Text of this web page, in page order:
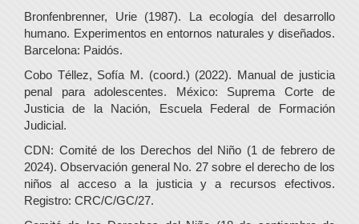
Bronfenbrenner, Urie (1987). La ecología del desarrollo
humano. Experimentos en entornos naturales y diseñados.
Barcelona: Paidós.
Cobo Téllez, Sofía M. (coord.) (2022). Manual de justicia
penal para adolescentes. México: Suprema Corte de
Justicia de la Nación, Escuela Federal de Formación
Judicial.
CDN: Comité de los Derechos del Niño (1 de febrero de
2024). Observación general No. 27 sobre el derecho de los
niños al acceso a la justicia y a recursos efectivos.
Registro: CRC/C/GC/27.